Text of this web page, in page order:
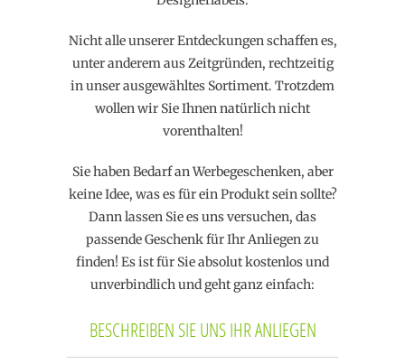
Nicht alle unserer Entdeckungen schaffen es,
unter anderem aus Zeitgründen, rechtzeitig
in unser ausgewähltes Sortiment. Trotzdem
wollen wir Sie Ihnen natürlich nicht
vorenthalten!
Sie haben Bedarf an Werbegeschenken, aber
keine Idee, was es für ein Produkt sein sollte?
Dann lassen Sie es uns versuchen, das
passende Geschenk für Ihr Anliegen zu
finden! Es ist für Sie absolut kostenlos und
unverbindlich und geht ganz einfach:
BESCHREIBEN SIE UNS IHR ANLIEGEN